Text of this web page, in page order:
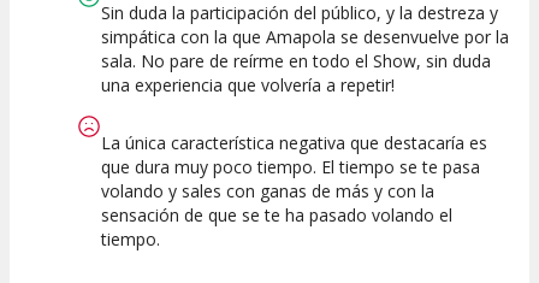
Sin duda la participación del público, y la destreza y
simpática con la que Amapola se desenvuelve por la
sala. No pare de reírme en todo el Show, sin duda
una experiencia que volvería a repetir!
La única característica negativa que destacaría es
que dura muy poco tiempo. El tiempo se te pasa
volando y sales con ganas de más y con la
sensación de que se te ha pasado volando el
tiempo.